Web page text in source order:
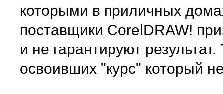
которыми в приличных
поставщики CorelDRAW!
и не гарантируют
освоивших "курс" который